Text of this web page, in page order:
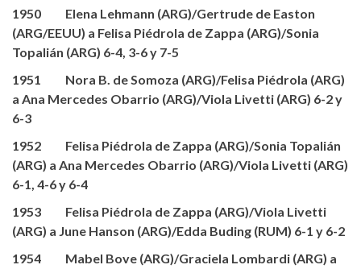
1950 Elena Lehmann (ARG)/Gertrude de Easton
(ARG/EEUU) a Felisa Piédrola de Zappa (ARG)/Sonia
Topalián (ARG) 6-4, 3-6 y 7-5
1951 Nora B. de Somoza (ARG)/Felisa Piédrola (ARG)
a Ana Mercedes Obarrio (ARG)/Viola Livetti (ARG) 6-2 y
6-3
1952 Felisa Piédrola de Zappa (ARG)/Sonia Topalián
(ARG) a Ana Mercedes Obarrio (ARG)/Viola Livetti (ARG)
6-1, 4-6 y 6-4
1953 Felisa Piédrola de Zappa (ARG)/Viola Livetti
(ARG) a June Hanson (ARG)/Edda Buding (RUM) 6-1 y 6-2
1954 Mabel Bove (ARG)/Graciela Lombardi (ARG) a